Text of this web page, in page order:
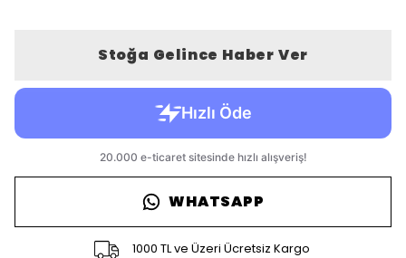
Stoğa Gelince Haber Ver
WHATSAPP
1000 TL ve Üzeri Ücretsiz Kargo